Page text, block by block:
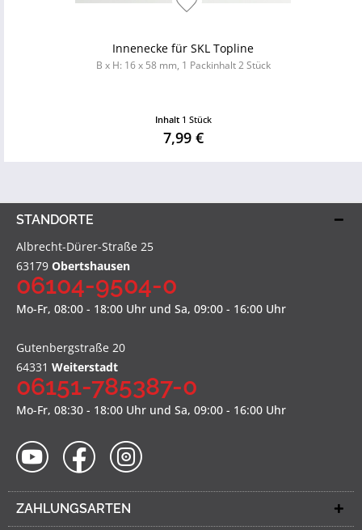
Innenecke für SKL Topline
B x H: 16 x 58 mm, 1 Packinhalt 2 Stück
Inhalt 1 Stück
7,99 €
STANDORTE
Albrecht-Dürer-Straße 25
63179 Obertshausen
06104-9504-0
Mo-Fr, 08:00 - 18:00 Uhr und Sa, 09:00 - 16:00 Uhr
Gutenbergstraße 20
64331 Weiterstadt
06151-785387-0
Mo-Fr, 08:30 - 18:00 Uhr und Sa, 09:00 - 16:00 Uhr
ZAHLUNGSARTEN